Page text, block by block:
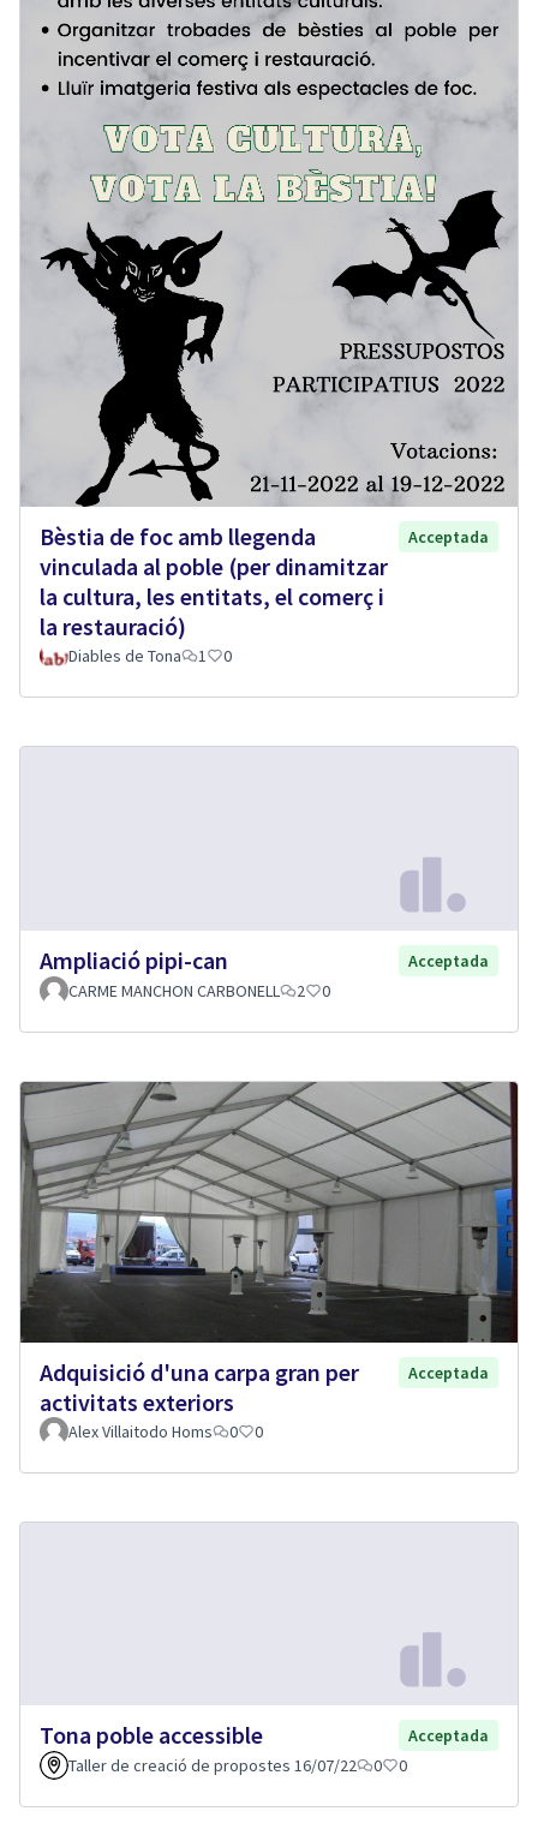
Bèstia de foc amb llegenda
vinculada al poble (per dinamitzar
la cultura, les entitats, el comerç i
la restauració)
Acceptada
Diables de Tona 1 0
Ampliació pipi-can
Acceptada
CARME MANCHON CARBONELL
2 0
Adquisició d'una carpa gran per
activitats exteriors
Acceptada
Alex Villaitodo Homs 0 0
Tona poble accessible
Acceptada
Taller de creació de propostes 16/07/22
0 0